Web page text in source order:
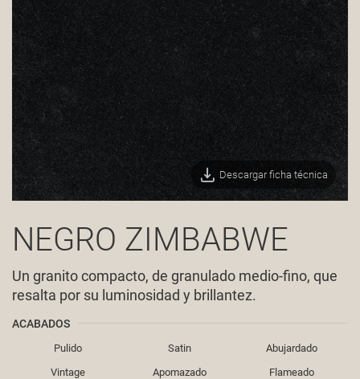
Descargar ficha técnica
NEGRO ZIMBABWE
Un granito compacto, de granulado medio-fino, que
resalta por su luminosidad y brillantez.
ACABADOS
Pulido Satin
Abujardado
Vintage
Apomazado
Flameado